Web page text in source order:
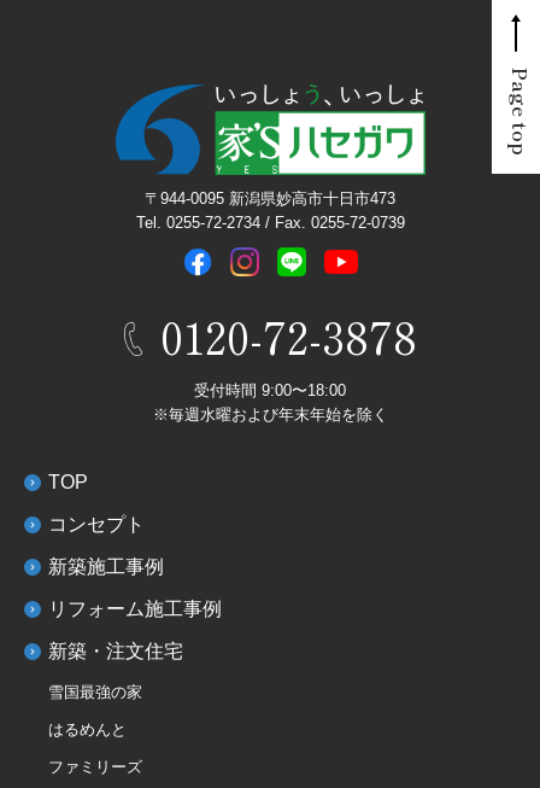
Page top
〒944-0095 新潟県妙高市十日市473
Tel. 0255-72-2734 / Fax. 0255-72-0739
0120-72-3878
受付時間 9:00〜18:00
※毎週水曜および年末年始を除く
TOP
コンセプト
新築施工事例
リフォーム施工事例
新築・注文住宅
雪国最強の家
はるめんと
ファミリーズ